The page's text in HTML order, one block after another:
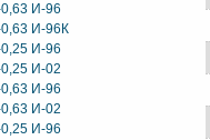
И-96
И-96К
И-96
И-02
И-96
И-02
И-96